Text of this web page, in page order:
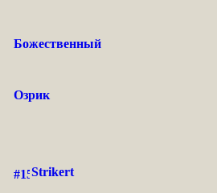
Божественный
Озрик
Strikert